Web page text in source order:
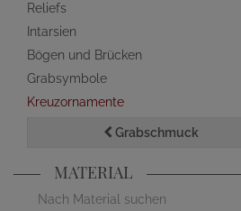
Reliefs
Intarsien
Bögen und Brücken
Grabsymbole
Kreuzornamente
Grabschmuck
MATERIAL